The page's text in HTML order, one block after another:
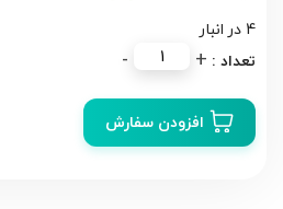
4 در انبار
تسبیح
14
عدد
- +
افزودن سفارش